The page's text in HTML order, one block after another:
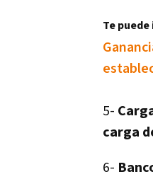
Te
5-
carga
6-